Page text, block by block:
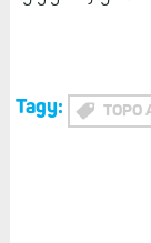
Tagy: TOPO